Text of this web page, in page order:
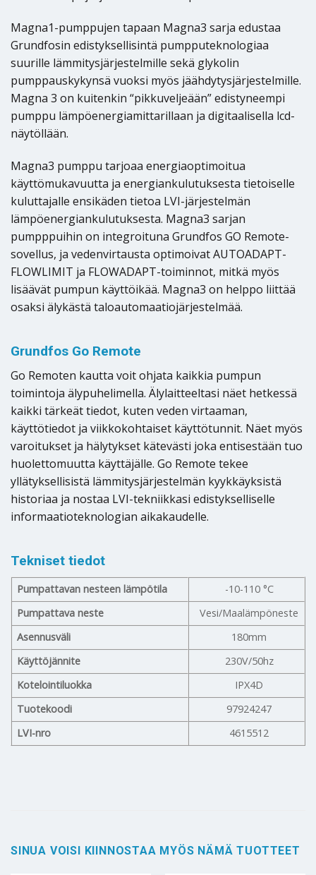
Magna1-pumppujen tapaan Magna3 sarja edustaa
Grundfosin edistyksellisintä pumpputeknologiaa
suurille lämmitysjärjestelmille sekä glykolin
pumppauskykynsä vuoksi myös jäähdytysjärjestelmille.
Magna 3 on kuitenkin “pikkuveljeään” edistyneempi
pumppu lämpöenergiamittarillaan ja digitaalisella lcd-
näytöllään.
Magna3 pumppu tarjoaa energiaoptimoitua
käyttömukavuutta ja energiankulutuksesta tietoiselle
kuluttajalle ensikäden tietoa LVI-järjestelmän
lämpöenergiankulutuksesta. Magna3 sarjan
pumpppuihin on integroituna Grundfos GO Remote-
sovellus, ja vedenvirtausta optimoivat AUTOADAPT-
FLOWLIMIT ja FLOWADAPT-toiminnot, mitkä myös
lisäävät pumpun käyttöikää. Magna3 on helppo liittää
osaksi älykästä taloautomaatiojärjestelmää.
Grundfos Go Remote
Go Remoten kautta voit ohjata kaikkia pumpun
toimintoja älypuhelimella. Älylaitteeltasi näet hetkessä
kaikki tärkeät tiedot, kuten veden virtaaman,
käyttötiedot ja viikkokohtaiset käyttötunnit. Näet myös
varoitukset ja hälytykset kätevästi joka entisestään tuo
huolettomuutta käyttäjälle. Go Remote tekee
yllätyksellisistä lämmitysjärjestelmän kyykkäyksistä
historiaa ja nostaa LVI-tekniikkasi edistykselliselle
informaatioteknologian aikakaudelle.
Tekniset tiedot
Pumpattavan nesteen lämpötila
-10-110 °C
Pumpattava neste
Vesi/Maalämpöneste
Asennusväli
180mm
Käyttöjännite
230V/50hz
Kotelointiluokka
IPX4D
Tuotekoodi
97924247
LVI-nro
4615512
SINUA VOISI KIINNOSTAA MYÖS NÄMÄ TUOTTEET